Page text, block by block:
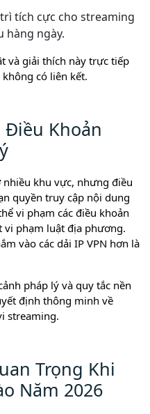
tích cực cho streaming
hàng ngày.
và giải thích này trực tiếp
có liên kết.
Điều Khoản
nhiều khu vực, nhưng điều
quyền truy cập nội dung
vi phạm các điều khoản
vi phạm luật địa phương.
vào các dải IP VPN hơn là
pháp lý và quy tắc nền
định thông minh về
streaming.
Trọng Khi
Năm 2026